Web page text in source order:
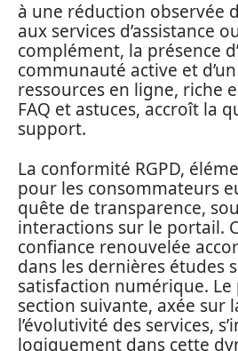
à une réduction observée
aux services d’assistance
complément, la présence
communauté active et
ressources en ligne, riche
FAQ et astuces, accroît la
support.
La conformité RGPD,
pour les consommateurs
quête de transparence,
interactions sur le portail.
confiance renouvelée
dans les dernières études
satisfaction numérique. Le
section suivante, axée sur
l’évolutivité des services,
logiquement dans cette